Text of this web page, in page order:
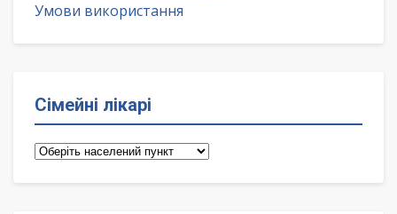
Умови використання
Сімейні лікарі
Сімейні